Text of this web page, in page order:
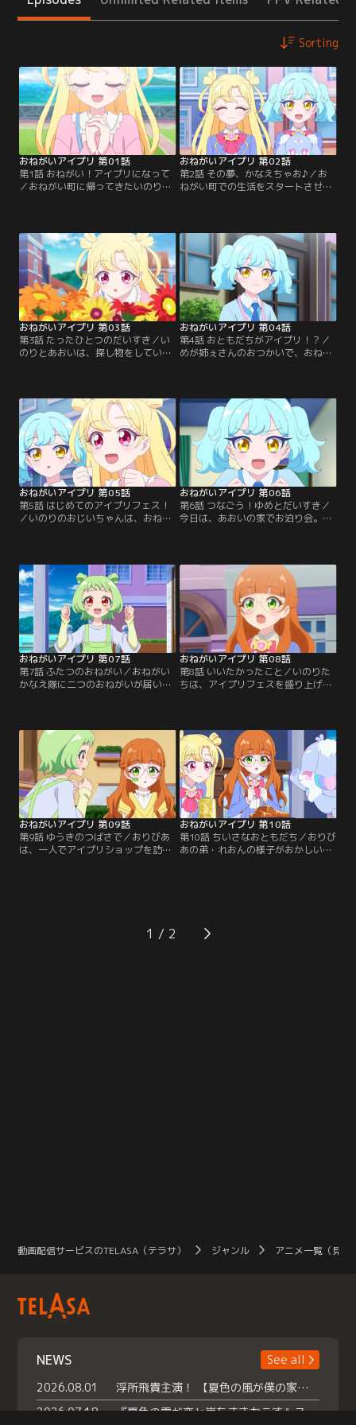
Sorting
おねがいアイプリ 第01話
第1話 おねがい！アイプリになって
／おねがい町に帰ってきたいのり
は、広場の女神像におねがいする。
いが声をかけてきた。一緒にアイプ
リショップに行くと、モコという小
さな女の子から、引っ越していく近
所のお姉ちゃんのプレゼントを選ん
で欲しいと、おねがいされるいの
り。
おねがいアイプリ 第02話
第2話 その夢、かなえちゃお♪／お
ねがい町での生活をスタートさせた
のは、おねがい町にあるめが姉ぇの
カフェ。そこで、フォーチュからお
ねがい町の人たちのおねがいをかな
える『おねがいかなえ隊』に入って
ほしいと言われるいのり。
おねがいアイプリ 第03話
第3話 たったひとつのだいすき／い
のりとあおいは、探し物をしている
は、弟と妹が誕生日にプレゼントし
てくれた世界にひとつだけのシー
ル。一緒に見つけて欲しい！と、お
ねがいされたいのりとあおい。ぐみ
のおねがいをかなえるために探し始
めるが…。
おねがいアイプリ 第04話
第4話 おともだちがアイプリ！？／
めが姉ぇさんのおつかいで、おねが
トモサカは、ぐみの家だったのだ。
いのりとあおいのライブを見て、す
ごいと言ってくれたぐみに、「アイ
プリをやってみない？」と誘ういの
り。だが、ぐみは無理だと首を横に
振る。
おねがいアイプリ 第05話
第5話 はじめてのアイプリフェス！
／いのりのおじいちゃんは、おねが
ねがいをしている。それを聞いたい
のりは広場にたくさんの人たちを集
めて、『おねがい町アイプリフェス
ティバル』、略して『アイプリフェ
ス』を開こうと提案する。そして、
フェス当日。
おねがいアイプリ 第06話
第6話 つなごう！ゆめとだいすき／
今日は、あおいの家でお泊り会。盛
が、もっとたくさんの人に見てもら
えるようになりたい。そんな思いを
二人に話すあおい。反省会の結果、
『広場がいっぱいになるまでお客さ
んを集める』『新しいライブにもチ
ャレンジ』という目標ができた。
おねがいアイプリ 第07話
第7話 ふたつのおねがい／おねがい
かなえ隊に二つのおねがいが届い
ると、悩んでいた。もう一つは、あ
おいの姉・わかばから。陸上の大会
が近いのに、調子が出ないと悩んで
いる。さつきはぐみが、わかばはあ
おいといのりが応援することに。
おねがいアイプリ 第08話
第8話 いいたかったこと／いのりた
ちは、アイプリフェスを盛り上げる
活動で、とても忙しそう。ぐみは、
一人でがんばるおりびあに焼き菓子
を差し入れする。人から頼まれ、生
徒会長になったおりびあ。『お花い
っぱい運動』も、みんなのことを思
って、一人でがんばっている。
おねがいアイプリ 第09話
第9話 ゆうきのつばさで／おりびあ
は、一人でアイプリショップを訪れ
うに、お店を出ていってしまった。
こはるは、次のアイプリフェスの相
おねがいアイプリ 第10話
第10話 ちいさなおともだち／おりび
あの弟・れおんの様子がおかしい。
りびあはれおんを探し始める。そん
なとき、女神様のもとにおねがいが
1
動画配信サービスのTELASA（テラサ） ジャンル アニメ一覧（見放
NEWS
See all
2026.08.01
浮所飛貴主演！ 【夏色の風が僕の家にやってきた】 本日よりテラサで独占配信スタート！
2026.07.18
『夏色の雲が恋と嵐をまきおこす』スペシャルメイキング 【Part1】2026年７月18日（土）23時30分～配信スタート！話題のシーンの裏側を大公開！豪華キャスト大集合！ 『武宮家 真夏の家族会議』開催！